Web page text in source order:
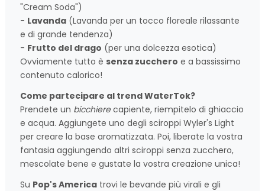
"Cream Soda")
- Lavanda (Lavanda per un tocco floreale rilassante
e di grande tendenza)
- Frutto del drago (per una dolcezza esotica)
Ovviamente tutto è senza zucchero e a bassissimo
contenuto calorico!
Come partecipare al trend WaterTok?
Prendete un bicchierecapiente, riempitelo di ghiaccio
e acqua. Aggiungete uno degli sciroppi Wyler's Light
per creare la base aromatizzata. Poi, liberate la vostra
fantasia aggiungendo altri sciroppi senza zucchero,
mescolate bene e gustate la vostra creazione unica!
Su Pop's America trovi le bevande più virali e gli